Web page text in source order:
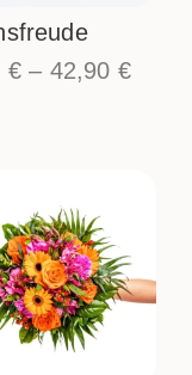
€– 42,90 €